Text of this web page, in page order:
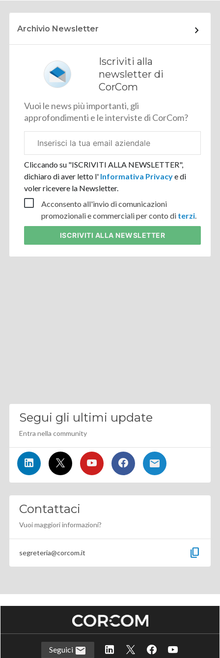
Archivio Newsletter
Iscriviti alla
newsletter di
CorCom
Vuoi le news più importanti, gli
approfondimenti e le interviste di CorCom?
aziendale
Cliccando su "ISCRIVITI ALLA NEWSLETTER",
dichiaro di aver letto l' Informativa Privacye di
voler ricevere la Newsletter.
Acconsento all'invio di comunicazioni
promozionali e commerciali per conto di terzi.
ISCRIVITI ALLA NEWSLETTER
Segui gli ultimi update
Entra nella community
Contattaci
Vuoi maggiori informazioni?
segreteria@corcom.it content_copy
Seguici